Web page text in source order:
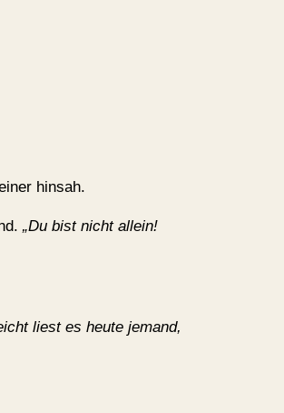
hinsah.
„Du bist nicht allein!
liest es heute jemand,